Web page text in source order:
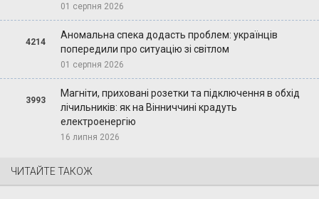
01 серпня 2026
4214
Аномальна спека додасть проблем: українців
попередили про ситуацію зі світлом
01 серпня 2026
3993
Магніти, приховані розетки та підключення в обхід
лічильників: як на Вінниччині крадуть
електроенергію
16 липня 2026
ЧИТАЙТЕ ТАКОЖ